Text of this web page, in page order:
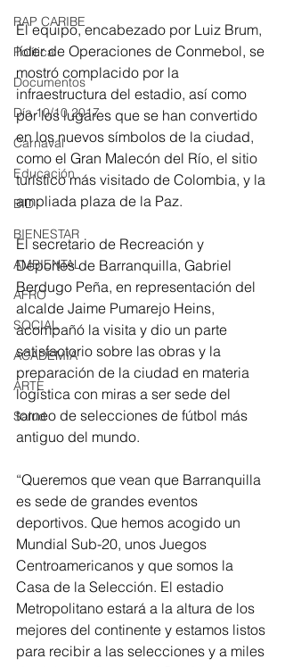
RAP CARIBE
Política
Documentos
Día 10/10 2017
Carnaval
Educación
BID
BIENESTAR
AMBIENTAL
AFRO
SOCIAL
ACADEMIA
ARTE
Salud
El equipo, encabezado por Luiz Brum,
líder de Operaciones de Conmebol, se
mostró complacido por la
infraestructura del estadio, así como
por los lugares que se han convertido
en los nuevos símbolos de la ciudad,
como el Gran Malecón del Río, el sitio
turístico más visitado de Colombia, y la
ampliada ‪plaza de la Paz.
El secretario de Recreación y
Deportes de Barranquilla, Gabriel
Berdugo Peña, en representación del
alcalde Jaime Pumarejo Heins,
acompañó la visita y dio un parte
satisfactorio sobre las obras y la
preparación de la ciudad en materia
logística con miras a ser sede del
torneo de selecciones de fútbol más
antiguo del mundo.
“Queremos que vean que Barranquilla
es sede de grandes eventos
deportivos. Que hemos acogido un
Mundial Sub-20, unos Juegos
Centroamericanos y que somos la
Casa de la Selección. El estadio
Metropolitano estará a la altura de los
mejores del continente y estamos listos
para recibir a las selecciones y a miles